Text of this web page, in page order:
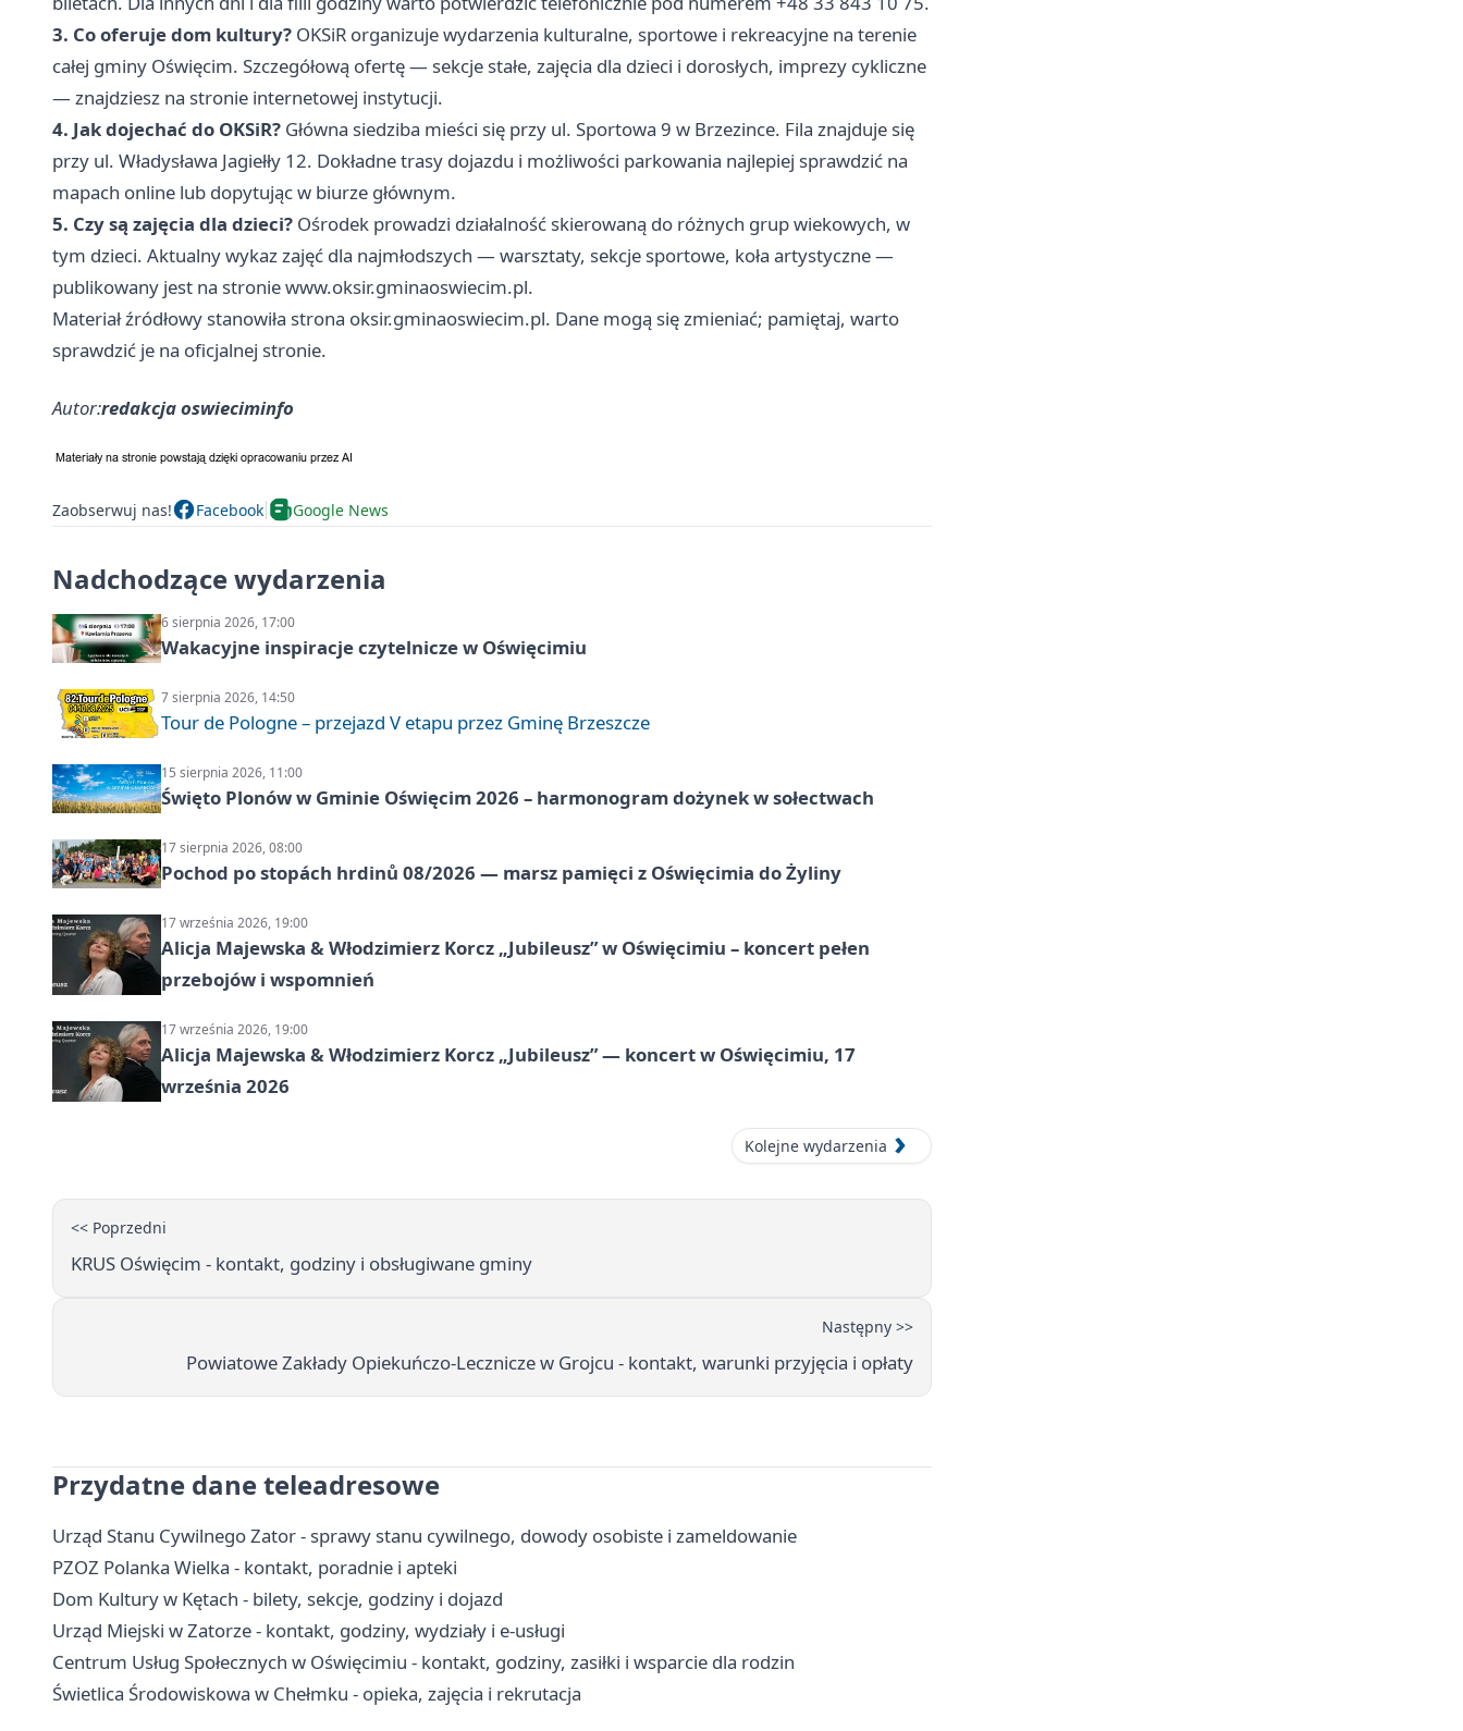
3. Co oferuje dom kultury? OKSiR organizuje wydarzenia kulturalne, sportowe i rekreacyjne na terenie
całej gminy Oświęcim. Szczegółową ofertę — sekcje stałe, zajęcia dla dzieci i dorosłych, imprezy cykliczne
— znajdziesz na stronie internetowej instytucji.
4. Jak dojechać do OKSiR? Główna siedziba mieści się przy ul. Sportowa 9 w Brzezince. Fila znajduje się
przy ul. Władysława Jagiełły 12. Dokładne trasy dojazdu i możliwości parkowania najlepiej sprawdzić na
mapach online lub dopytując w biurze głównym.
5. Czy są zajęcia dla dzieci? Ośrodek prowadzi działalność skierowaną do różnych grup wiekowych, w
tym dzieci. Aktualny wykaz zajęć dla najmłodszych — warsztaty, sekcje sportowe, koła artystyczne —
publikowany jest na stronie www.oksir.gminaoswiecim.pl.
Materiał źródłowy stanowiła strona oksir.gminaoswiecim.pl. Dane mogą się zmieniać; pamiętaj, warto
sprawdzić je na oficjalnej stronie.
Autor:redakcja oswieciminfo
Zaobserwuj nas! Facebook Google News
Nadchodzące wydarzenia
6 sierpnia 2026, 17:00
Wakacyjne inspiracje czytelnicze w Oświęcimiu
7 sierpnia 2026, 14:50
Tour de Pologne – przejazd V etapu przez Gminę Brzeszcze
15 sierpnia 2026, 11:00
Święto Plonów w Gminie Oświęcim 2026 – harmonogram dożynek w sołectwach
17 sierpnia 2026, 08:00
Pochod po stopách hrdinů 08/2026 — marsz pamięci z Oświęcimia do Żyliny
17 września 2026, 19:00
Alicja Majewska & Włodzimierz Korcz „Jubileusz” w Oświęcimiu – koncert pełen
przebojów i wspomnień
17 września 2026, 19:00
Alicja Majewska & Włodzimierz Korcz „Jubileusz” — koncert w Oświęcimiu, 17
września 2026
Kolejne wydarzenia
<< Poprzedni
KRUS Oświęcim - kontakt, godziny i obsługiwane gminy
Następny >>
Powiatowe Zakłady Opiekuńczo-Lecznicze w Grojcu - kontakt, warunki przyjęcia i opłaty
Przydatne dane teleadresowe
Urząd Stanu Cywilnego Zator - sprawy stanu cywilnego, dowody osobiste i zameldowanie
PZOZ Polanka Wielka - kontakt, poradnie i apteki
Dom Kultury w Kętach - bilety, sekcje, godziny i dojazd
Urząd Miejski w Zatorze - kontakt, godziny, wydziały i e-usługi
Centrum Usług Społecznych w Oświęcimiu - kontakt, godziny, zasiłki i wsparcie dla rodzin
Świetlica Środowiskowa w Chełmku - opieka, zajęcia i rekrutacja